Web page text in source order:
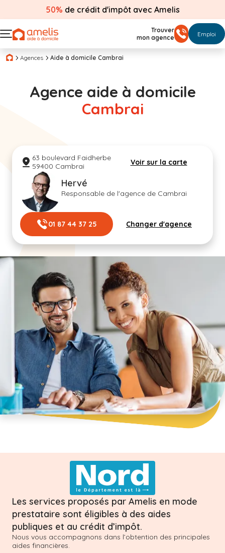
50% de crédit d'impôt avec Amelis
Trouver
mon agence
Emploi
Agences Aide à domicile Cambrai
Agence aide à domicile
Cambrai
63 boulevard Faidherbe
59400 Cambrai
Voir sur la carte
Hervé
Responsable de l'agence de Cambrai
01 87 44 37 25 Changer d'agence
Les services proposés par Amelis en mode
prestataire sont éligibles à des aides
publiques et au crédit d’impôt.
Nous vous accompagnons dans l’obtention des principales
aides financières.